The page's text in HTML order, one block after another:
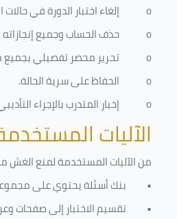
o
إلغاء اختبار الدورة في
o
حذف الحساب وجميع
o
تحرير محضر تفصيلي بجميع
o
الحفاظ على سرية الحالة.
o
إخبار المتدرب بالإجراء
الآليات
من الآليات المستخدمة لمنع الغش
• بنك أسئلة يحتوي على مجموعة
• تقسيم الاختبار إلى